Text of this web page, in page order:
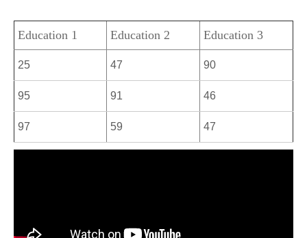
Education 1 Education 2 Education 3
25 47 90
95 91 46
97 59 47